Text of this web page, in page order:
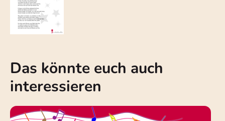
Das könnte euch auch
interessieren